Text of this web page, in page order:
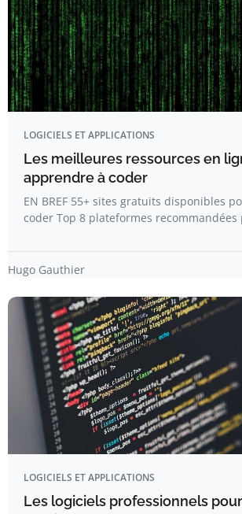
LOGICIELS ET APPLICATIONS
Les meilleures ressources en
apprendre à coder
EN BREF 55+ sites gratuits disponibles
coder Top 8 plateformes
Hugo Gauthier
LOGICIELS ET APPLICATIONS
Les logiciels professionnels